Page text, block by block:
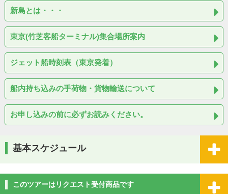
新島とは・・・
東京(竹芝客船ターミナル)集合場所案内
ジェット船時刻表（東京発着）
船内持ち込みの手荷物・貨物輸送について
お申し込みの前に必ずお読みください。
基本スケジュール
このツアーはリクエスト受付商品です